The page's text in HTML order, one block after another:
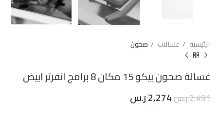
الرئيسية غسالات صحون
غسالة صحون بيكو 15 مكان 8 برامج انفرتر ابيض
2,491ر.س2,274ر.س